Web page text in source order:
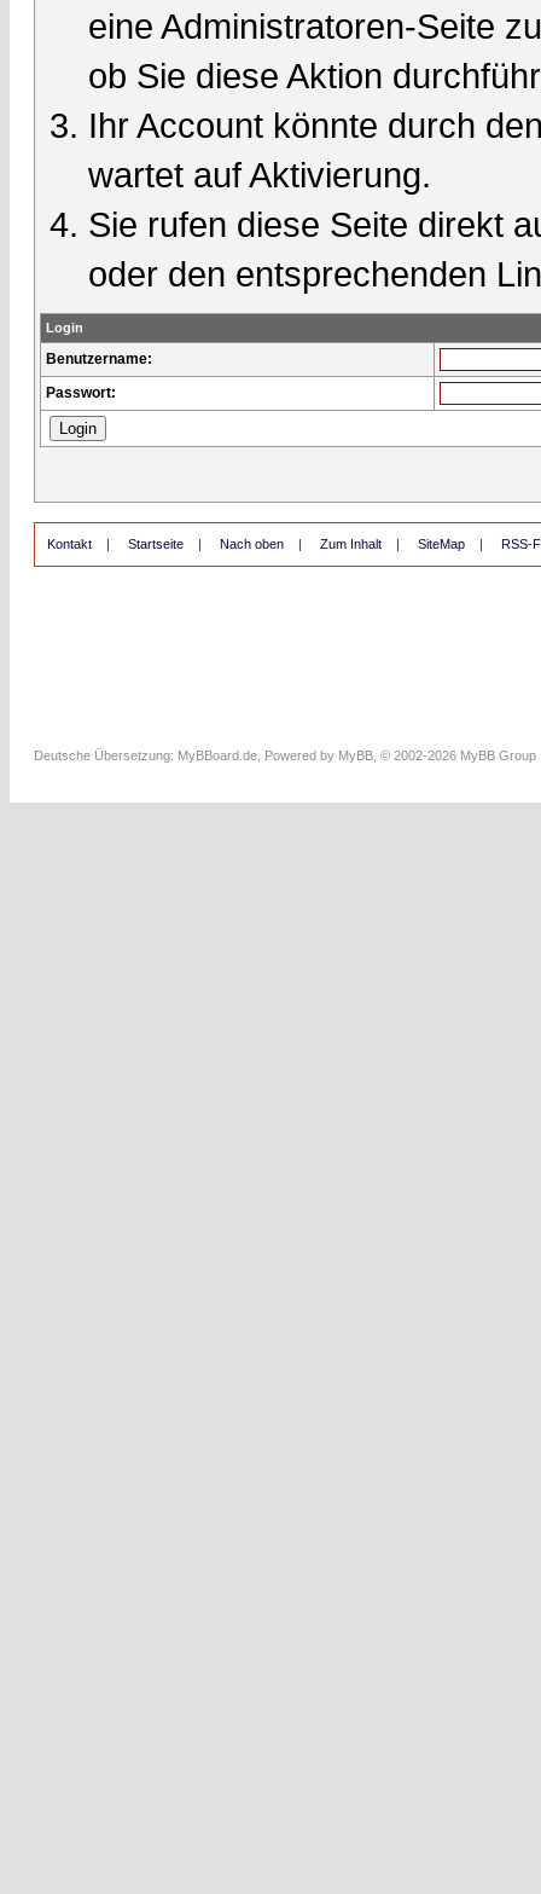
eine Administratoren-Seite
ob Sie diese Aktion
Ihr Account könnte durch
wartet auf Aktivierung.
Sie rufen diese Seite direkt
oder den entsprechenden
Login
Benutzername:
Passwort:
Kontakt | Startseite | Nach oben | Zum Inhalt | SiteMap | RSS-
Deutsche Übersetzung: MyBBoard.de , Powered by MyBB , © 2002-2026 MyBB Group